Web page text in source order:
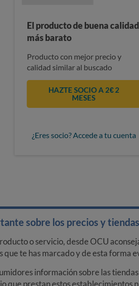
El producto de buena calidad
más barato
Producto con mejor precio y
calidad similar al buscado
HAZTE SOCIO A 2€ 2
MESES
¿Eres socio? Accede a tu cuenta
sobre los precios y
o servicio, desde OCU
que te has marcado y de esta forma
información sobre las
que prestan estos establecimientos